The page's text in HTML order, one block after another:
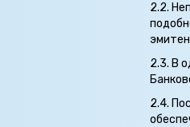
2.2.
2.3. В
2.4.